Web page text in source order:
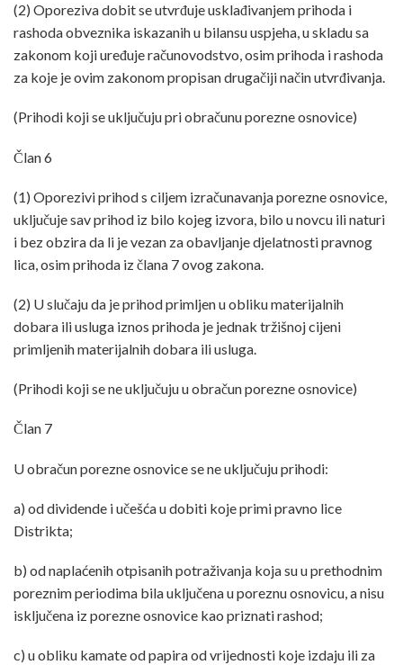
(2) Oporeziva dobit se utvrđuje usklađivanjem prihoda i
rashoda obveznika iskazanih u bilansu uspjeha, u skladu sa
zakonom koji uređuje računovodstvo, osim prihoda i rashoda
za koje je ovim zakonom propisan drugačiji način utvrđivanja.
(Prihodi koji se uključuju pri obračunu porezne osnovice)
Član 6
(1) Oporezivi prihod s ciljem izračunavanja porezne osnovice,
uključuje sav prihod iz bilo kojeg izvora, bilo u novcu ili naturi
i bez obzira da li je vezan za obavljanje djelatnosti pravnog
lica, osim prihoda iz člana 7 ovog zakona.
(2) U slučaju da je prihod primljen u obliku materijalnih
dobara ili usluga iznos prihoda je jednak tržišnoj cijeni
primljenih materijalnih dobara ili usluga.
(Prihodi koji se ne uključuju u obračun porezne osnovice)
Član 7
U obračun porezne osnovice se ne uključuju prihodi:
a) od dividende i učešća u dobiti koje primi pravno lice
Distrikta;
b) od naplaćenih otpisanih potraživanja koja su u prethodnim
poreznim periodima bila uključena u poreznu osnovicu, a nisu
isključena iz porezne osnovice kao priznati rashod;
c) u obliku kamate od papira od vrijednosti koje izdaju ili za